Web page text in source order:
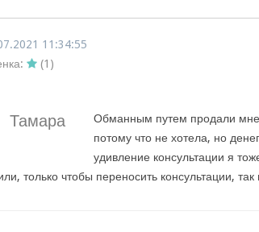
11:34:55
(1 )
Тамара
Обманным путем продали мне
потому что не хотела, но
удивление консультации я
только чтобы переносить консультации,